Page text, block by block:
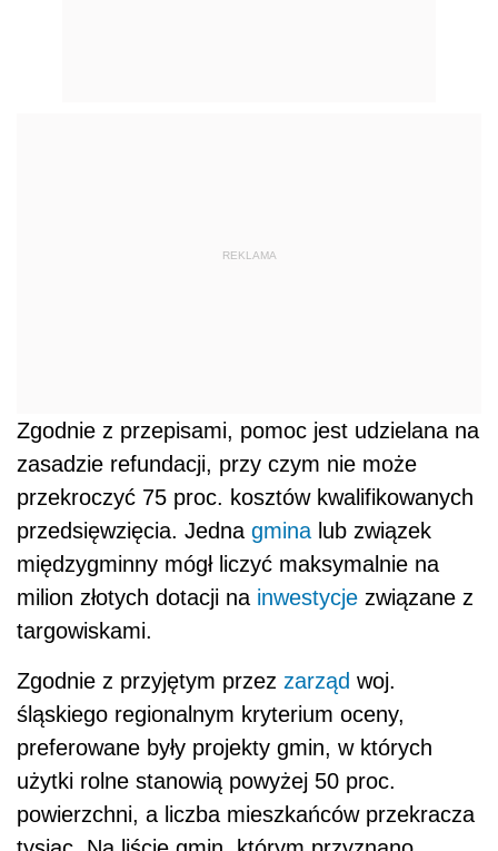
REKLAMA
Zgodnie z przepisami, pomoc jest udzielana na
zasadzie refundacji, przy czym nie może
przekroczyć 75 proc. kosztów kwalifikowanych
przedsięwzięcia. Jedna gmina lub związek
międzygminny mógł liczyć maksymalnie na
milion złotych dotacji na inwestycje związane z
targowiskami.
Zgodnie z przyjętym przez zarząd woj.
śląskiego regionalnym kryterium oceny,
preferowane były projekty gmin, w których
użytki rolne stanowią powyżej 50 proc.
powierzchni, a liczba mieszkańców przekracza